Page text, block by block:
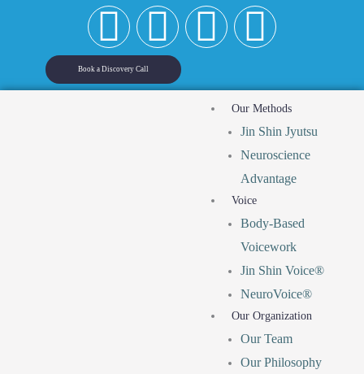
F
a
T
i
I
s
a
a
m
Y
u
t
u
b
e
Book a Discovery Call
Our Methods
Jin Shin Jyutsu
Neuroscience
Advantage
Voice
Body-Based
Voicework
Jin Shin Voice®
NeuroVoice®
Our Organization
Our Team
Our Philosophy